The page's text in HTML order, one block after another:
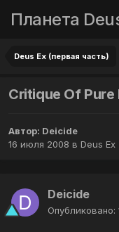
Планета
Deus Ex (первая часть)
Critique Of Pure
Автор: Deicide
16 июля 2008 в Deus Ex
Deicide
Опубликовано: